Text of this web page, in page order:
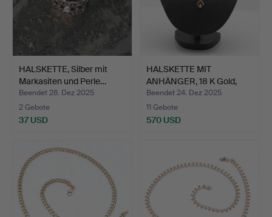
HALSKETTE, Silber mit
Markasiten und Perle…
Beendet 26. Dez 2025
2 Gebote
37 USD
HALSKETTE MIT
ANHÄNGER, 18 K Gold,
b.la. B…
Beendet 24. Dez 2025
11 Gebote
570 USD